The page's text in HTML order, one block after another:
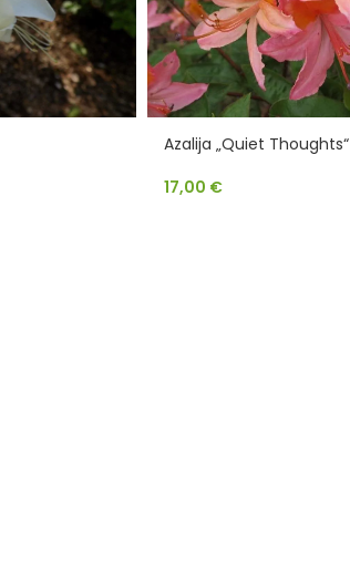
Azalija „Quiet Thoughts“
17,00 €